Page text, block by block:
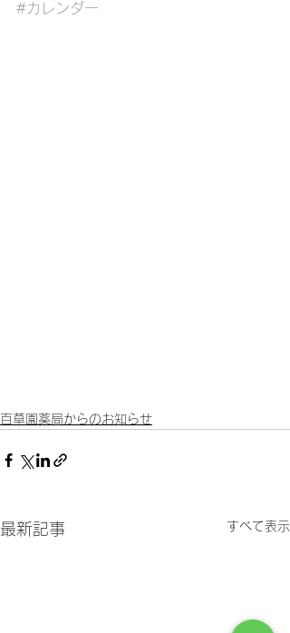
#カレンダー
百草園薬局からのお知らせ
最新記事 すべて表示